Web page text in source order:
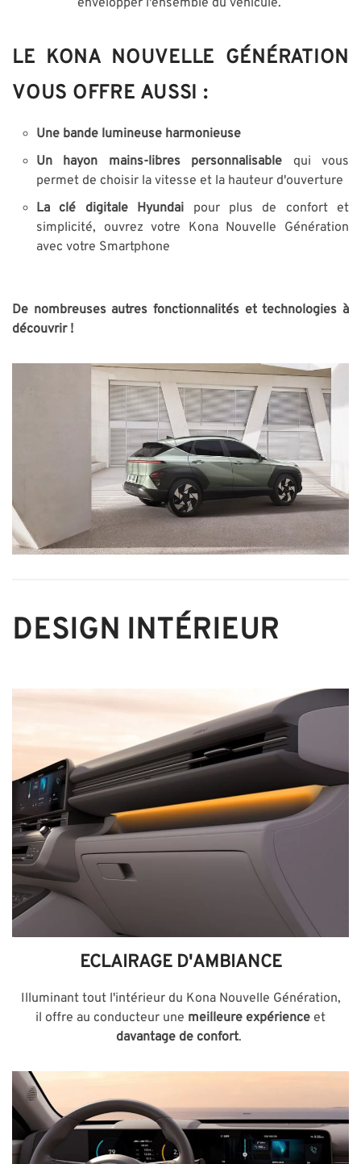
LE KONA NOUVELLE GÉNÉRATION
VOUS OFFRE AUSSI :
Une bande lumineuse harmonieuse
Un hayon mains-libres personnalisable qui vous
permet de choisir la vitesse et la hauteur d'ouverture
La clé digitale Hyundai pour plus de confort et
simplicité, ouvrez votre Kona Nouvelle Génération
avec votre Smartphone
De nombreuses autres fonctionnalités et technologies à
découvrir !
DESIGN INTÉRIEUR
ECLAIRAGE D'AMBIANCE
Illuminant tout l'intérieur du Kona Nouvelle Génération,
il offre au conducteur une meilleure expérience et
davantage de confort.